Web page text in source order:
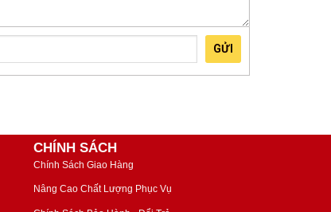
GỬI
CHÍNH SÁCH
Chính Sách Giao Hàng
Nâng Cao Chất Lượng Phục Vụ